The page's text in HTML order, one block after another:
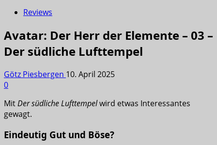
Reviews
Avatar: Der Herr der Elemente – 03 –
Der südliche Lufttempel
Götz Piesbergen 10. April 2025
0
MitDer südliche Lufttempelwird etwas Interessantes
gewagt.
Eindeutig Gut und Böse?